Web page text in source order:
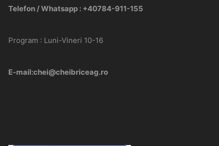
Telefon / Whatsapp : +40784-911-155
Program : Luni-Vineri 10-16
E-mail:chei@cheibriceag.ro